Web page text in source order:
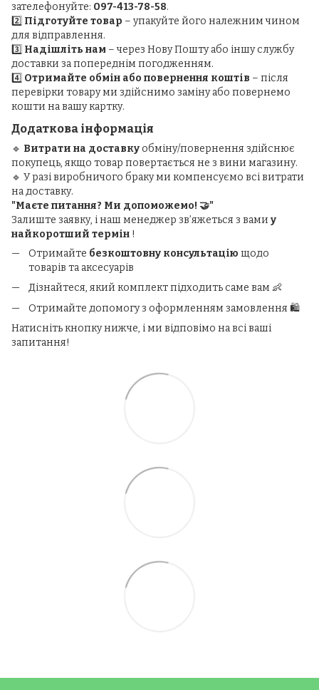
зателефонуйте: 097-413-78-58.
2️⃣ Підготуйте товар – упакуйте його належним чином
для відправлення.
3️⃣ Надішліть нам – через Нову Пошту або іншу службу
доставки за попереднім погодженням.
4️⃣ Отримайте обмін або повернення коштів – після
перевірки товару ми здійснимо заміну або повернемо
кошти на вашу картку.
Додаткова інформація
🔹 Витрати на доставкуобміну/повернення здійснює
покупець, якщо товар повертається не з вини магазину.
🔹 У разі виробничого браку ми компенсуємо всі витрати
на доставку.
"Маєте питання? Ми допоможемо! 🤝"
Залиште заявку, і наш менеджер зв’яжеться з вами у
найкоротший термін !
Отримайте безкоштовну консультацію щодо
товарів та аксесуарів
Дізнайтеся, який комплект підходить саме вам 👶
Отримайте допомогу з оформленням замовлення 🛍️
Натисніть кнопку нижче, і ми відповімо на всі ваші
запитання!